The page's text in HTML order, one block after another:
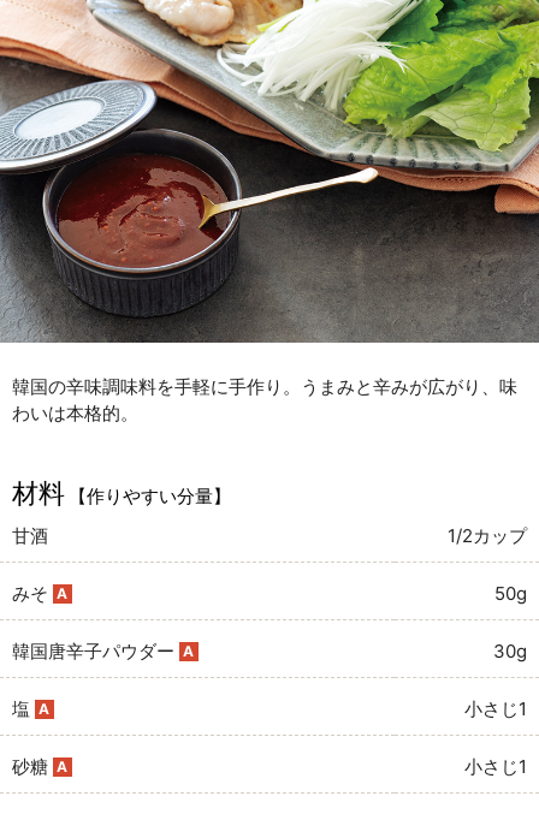
韓国の辛味調味料を手軽に手作り。うまみと辛みが広がり、味
わいは本格的。
材料
【作りやすい分量】
甘酒
1/2カップ
みそ A 50g
韓国唐辛子パウダー A 30g
塩 A 小さじ1
砂糖 A 小さじ1